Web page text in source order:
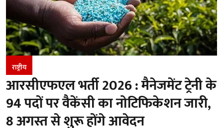
राष्ट्रीय
आरसीएफएल भर्ती 2026 : मैनेजमेंट ट्रेनी के
94 पदों पर वैकेंसी का नोटिफिकेशन जारी,
8 अगस्त से शुरू होंगे आवेदन